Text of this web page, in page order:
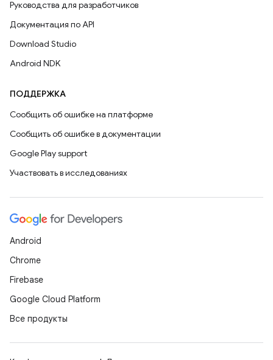
Руководства для разработчиков
Документация по API
Download Studio
Android NDK
ПОДДЕРЖКА
Сообщить об ошибке на платформе
Сообщить об ошибке в документации
Google Play support
Участвовать в исследованиях
Android
Chrome
Firebase
Google Cloud Platform
Все продукты